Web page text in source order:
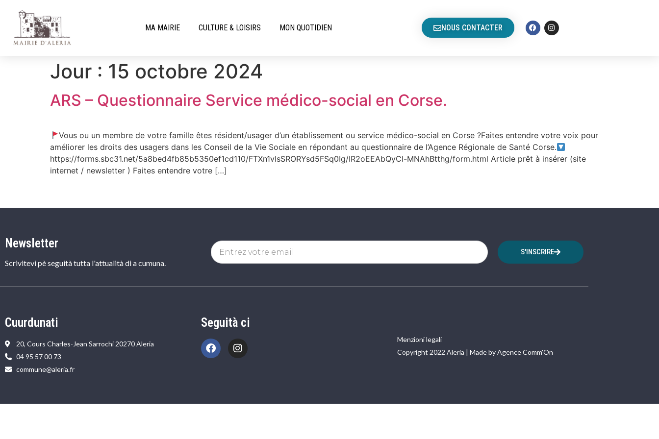
MA MAIRIE CULTURE & LOISIRS MON QUOTIDIEN NOUS CONTACTER
Jour : 15 octobre 2024
ARS – Questionnaire Service médico-social en Corse.
Vous ou un membre de votre famille êtes résident/usager d’un établissement ou service médico-social en Corse ?Faites entendre votre voix pour
améliorer les droits des usagers dans les Conseil de la Vie Sociale en répondant au questionnaire de l’Agence Régionale de Santé Corse.
https://forms.sbc31.net/5a8bed4fb85b5350ef1cd110/FTXn1vlsSRORYsd5FSq0Ig/IR2oEEAbQyCl-MNAhBtthg/form.html Article prêt à insérer (site
internet / newsletter ) Faites entendre votre […]
Newsletter
Scrivitevi pè seguità tutta l'attualità di a cumuna.
S'INSCRIRE
Cuurdunati
20, Cours Charles-Jean Sarrochi 20270 Aleria
04 95 57 00 73
commune@aleria.fr
Seguità ci
Menzioni legali
Copyright 2022 Aleria | Made by Agence Comm'On